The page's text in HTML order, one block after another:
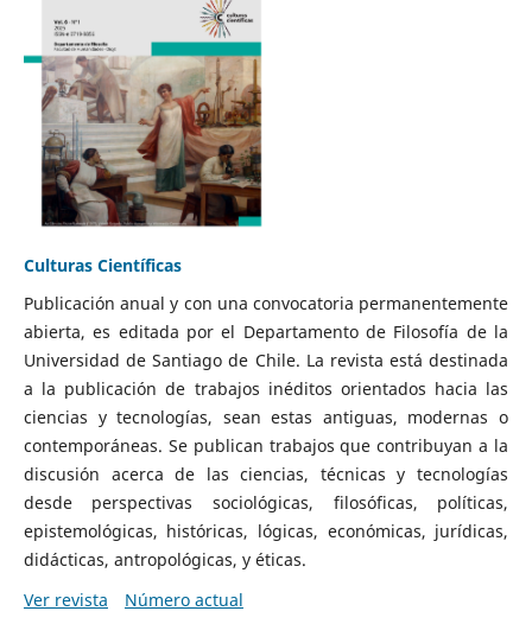
Culturas Científicas
Publicación anual y con una convocatoria permanentemente
abierta, es editada por el Departamento de Filosofía de la
Universidad de Santiago de Chile. La revista está destinada
a la publicación de trabajos inéditos orientados hacia las
ciencias y tecnologías, sean estas antiguas, modernas o
contemporáneas. Se publican trabajos que contribuyan a la
discusión acerca de las ciencias, técnicas y tecnologías
desde perspectivas sociológicas, filosóficas, políticas,
epistemológicas, históricas, lógicas, económicas, jurídicas,
didácticas, antropológicas, y éticas.
Ver revista
Número actual